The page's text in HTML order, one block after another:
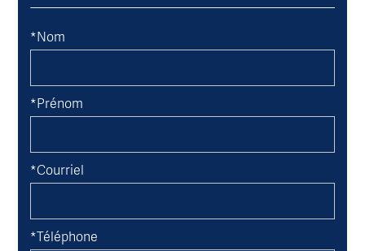
*Nom
*Prénom
*Courriel
*Téléphone